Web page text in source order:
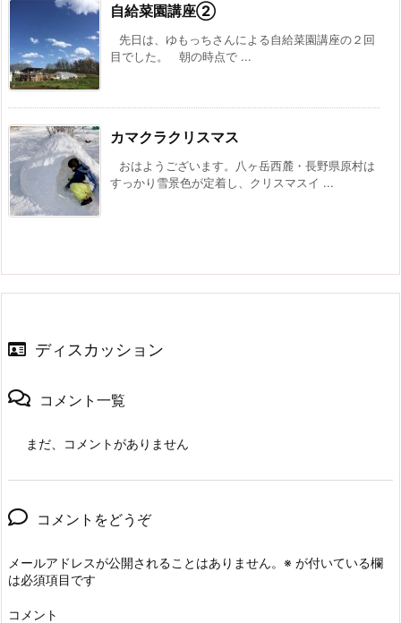
自給菜園講座②
先日は、ゆもっちさんによる自給菜園講座の２回
目でした。 朝の時点で ...
カマクラクリスマス
おはようございます。八ヶ岳西麓・長野県原村は
すっかり雪景色が定着し、クリスマスイ ...
ディスカッション
コメント一覧
まだ、コメントがありません
コメントをどうぞ
メールアドレスが公開されることはありません。 ※ が付いている欄
は必須項目です
コメント